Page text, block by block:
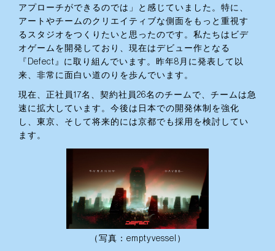
アプローチができるのでは」と感じていました。特に、
アートやチームのクリエイティブな側面をもっと重視す
るスタジオをつくりたいと思ったのです。私たちはビデ
オゲームを開発しており、現在はデビュー作となる
『Defect』に取り組んでいます。昨年8月に発表して以
来、非常に面白い道のりを歩んでいます。
現在、正社員17名、契約社員26名のチームで、チームは急
速に拡大しています。今後は日本での開発体制を強化
し、東京、そして将来的には京都でも採用を検討してい
ます。
（写真：emptyvessel）